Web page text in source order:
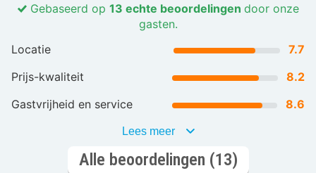
Gebaseerd op 13 echte beoordelingen door onze
gasten.
Locatie
7.7
Prijs-kwaliteit
8.2
Gastvrijheid en service
8.6
Lees meer
Alle beoordelingen (13)